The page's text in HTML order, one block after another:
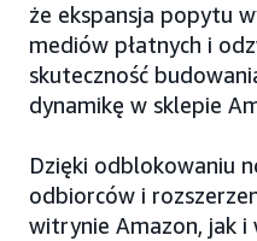
że ekspansja popytu
mediów płatnych i
skuteczność
dynamikę w sklepie
Dzięki odblokowaniu
odbiorców i
witrynie Amazon, jak